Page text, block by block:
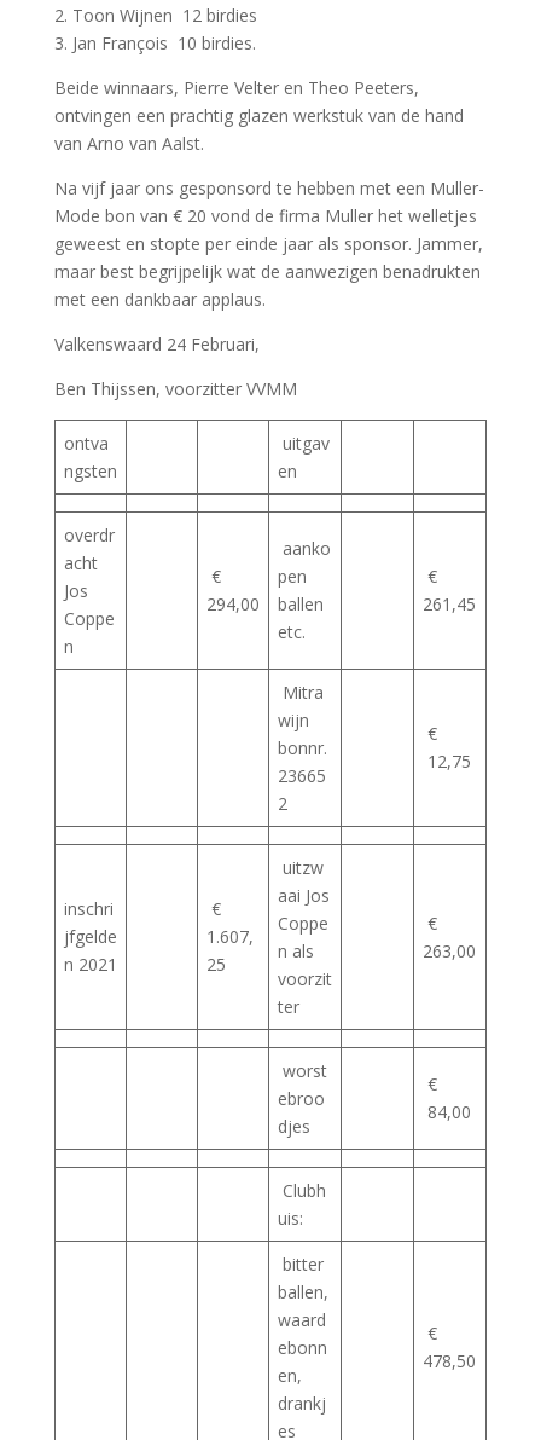
2. Toon Wijnen 12 birdies
3. Jan François 10 birdies.
Beide winnaars, Pierre Velter en Theo Peeters,
ontvingen een prachtig glazen werkstuk van de hand
van Arno van Aalst.
Na vijf jaar ons gesponsord te hebben met een Muller-
Mode bon van € 20 vond de firma Muller het welletjes
geweest en stopte per einde jaar als sponsor. Jammer,
maar best begrijpelijk wat de aanwezigen benadrukten
met een dankbaar applaus.
Valkenswaard 24 Februari,
Ben Thijssen, voorzitter VVMM
ontva
ngsten
uitgav
en
overdr
acht
Jos
Coppe
n
€
294,00
aanko
pen
ballen
etc.
€
261,45
Mitra
wijn
bonnr.
23665
2
€
12,75
inschri
jfgelde
n 2021
€
1.607,
25
uitzw
aai Jos
Coppe
n als
voorzit
ter
€
263,00
worst
ebroo
djes
€
84,00
Clubh
uis:
bitter
ballen,
waard
ebonn
en,
drankj
es
€
478,50